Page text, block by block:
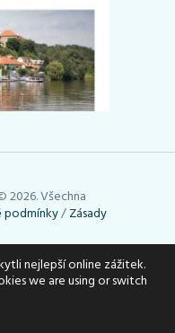
2026. Všechna
podmínky/Zásady
cookies lze
(např. je
uvádí
nejlepší online zážitek.
we are using or switch